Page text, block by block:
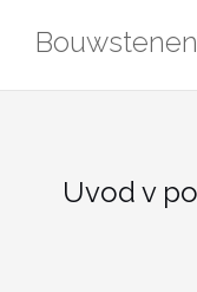
Uvod v